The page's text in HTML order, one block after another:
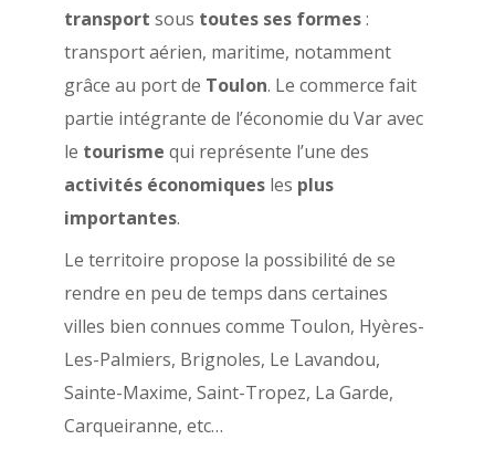
transport sous toutes ses formes:
transport aérien, maritime, notamment
grâce au port de Toulon. Le commerce fait
partie intégrante de l’économie du Var avec
le tourisme qui représente l’une des
activités économiquesles plus
importantes.
Le territoire propose la possibilité de se
rendre en peu de temps dans certaines
villes bien connues comme Toulon, Hyères-
Les-Palmiers, Brignoles, Le Lavandou,
Sainte-Maxime, Saint-Tropez, La Garde,
Carqueiranne, etc…